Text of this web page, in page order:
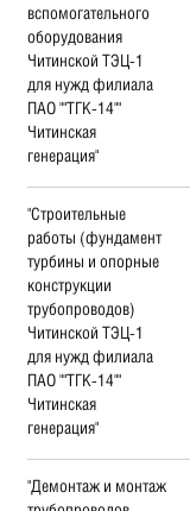
вспомогательного
оборудования
Читинской ТЭЦ-1
для нужд филиала
ПАО ""ТГК-14""
Читинская
генерация"
"Строительные
работы (фундамент
турбины и опорные
конструкции
трубопроводов)
Читинской ТЭЦ-1
для нужд филиала
ПАО ""ТГК-14""
Читинская
генерация"
"Демонтаж и монтаж